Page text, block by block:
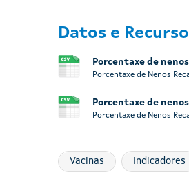
Datos e
Porcentaxe de
Porcentaxe de Nenos
Porcentaxe de
Porcentaxe de Nenos
Vacinas Indicadores